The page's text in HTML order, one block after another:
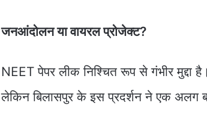
जनआंदोलन या वायरल प्रोजेक्ट?
NEET पेपर लीक निश्चित रूप से गंभीर मुद्दा
लेकिन बिलासपुर के इस प्रदर्शन ने एक अलग